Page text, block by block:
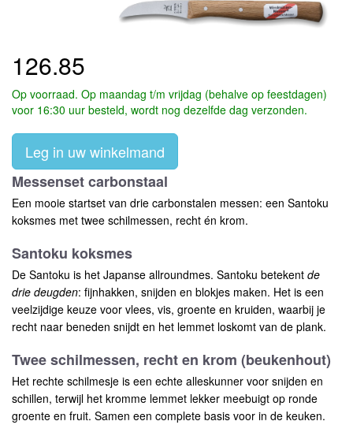
126.85
Op voorraad. Op maandag t/m vrijdag (behalve op feestdagen)
voor 16:30 uur besteld, wordt nog dezelfde dag verzonden.
Leg in uw winkelmand
Messenset carbonstaal
Een mooie startset van drie carbonstalen messen: een Santoku
koksmes met twee schilmessen, recht én krom.
Santoku koksmes
De Santoku is het Japanse allroundmes. Santoku betekent de
drie deugden: fijnhakken, snijden en blokjes maken. Het is een
veelzijdige keuze voor vlees, vis, groente en kruiden, waarbij je
recht naar beneden snijdt en het lemmet loskomt van de plank.
Twee schilmessen, recht en krom (beukenhout)
Het rechte schilmesje is een echte alleskunner voor snijden en
schillen, terwijl het kromme lemmet lekker meebuigt op ronde
groente en fruit. Samen een complete basis voor in de keuken.